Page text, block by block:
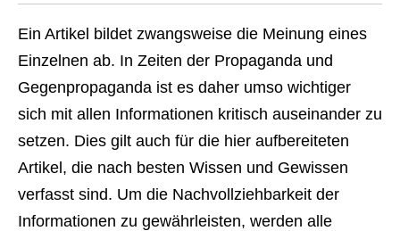
Ein Artikel bildet zwangsweise die Meinung eines
Einzelnen ab. In Zeiten der Propaganda und
Gegenpropaganda ist es daher umso wichtiger
sich mit allen Informationen kritisch auseinander zu
setzen. Dies gilt auch für die hier aufbereiteten
Artikel, die nach besten Wissen und Gewissen
verfasst sind. Um die Nachvollziehbarkeit der
Informationen zu gewährleisten, werden alle